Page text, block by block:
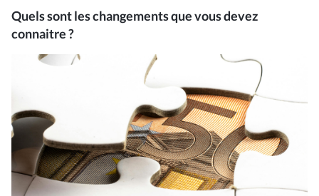
Commissariat aux Comptes
Nos Solutions Paye et RH
Votre secteur d’activité
Quels sont les changements que vous devez
connaitre ?